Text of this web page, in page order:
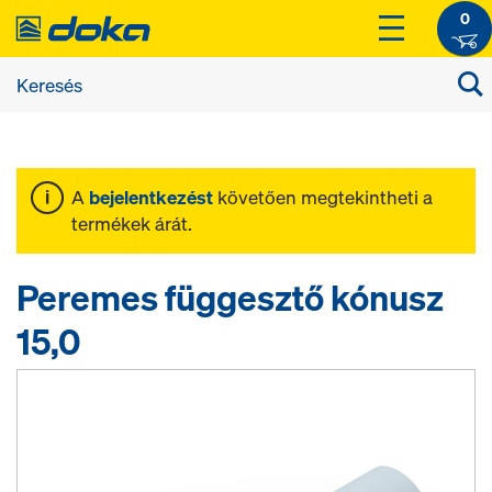
0
A bejelentkezést követően megtekintheti a
termékek árát.
Peremes függesztő kónusz
15,0